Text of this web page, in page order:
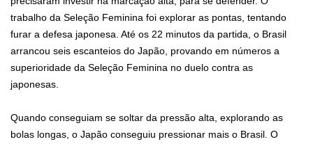
trabalho da Seleção Feminina foi explorar as pontas, tentando
furar a defesa japonesa. Até os 22 minutos da partida, o Brasil
arrancou seis escanteios do Japão, provando em números a
superioridade da Seleção Feminina no duelo contra as
japonesas.
Quando conseguiam se soltar da pressão alta, explorando as
bolas longas, o Japão conseguiu pressionar mais o Brasil. O